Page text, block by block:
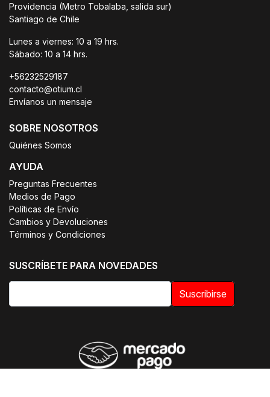
Providencia (Metro Tobalaba, salida sur)
Santiago de Chile
Lunes a viernes: 10 a 19 hrs.
Sábado: 10 a 14 hrs.
+56232529187
contacto@otium.cl
Envíanos un mensaje
SOBRE NOSOTROS
Quiénes Somos
AYUDA
Preguntas Frecuentes
Medios de Pago
Políticas de Envío
Cambios y Devoluciones
Términos y Condiciones
SUSCRÍBETE PARA NOVEDADES
Suscribirse